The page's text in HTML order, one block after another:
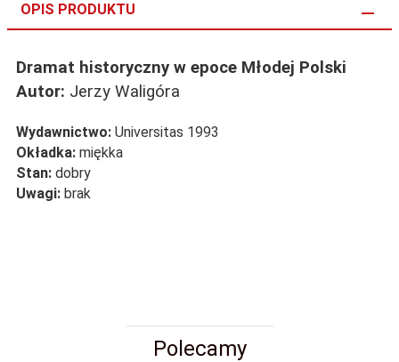
OPIS PRODUKTU
Dramat historyczny w epoce Młodej Polski
Autor: Jerzy Waligóra
Wydawnictwo: Universitas 1993
Okładka: miękka
Stan: dobry
Uwagi: brak
Polecamy